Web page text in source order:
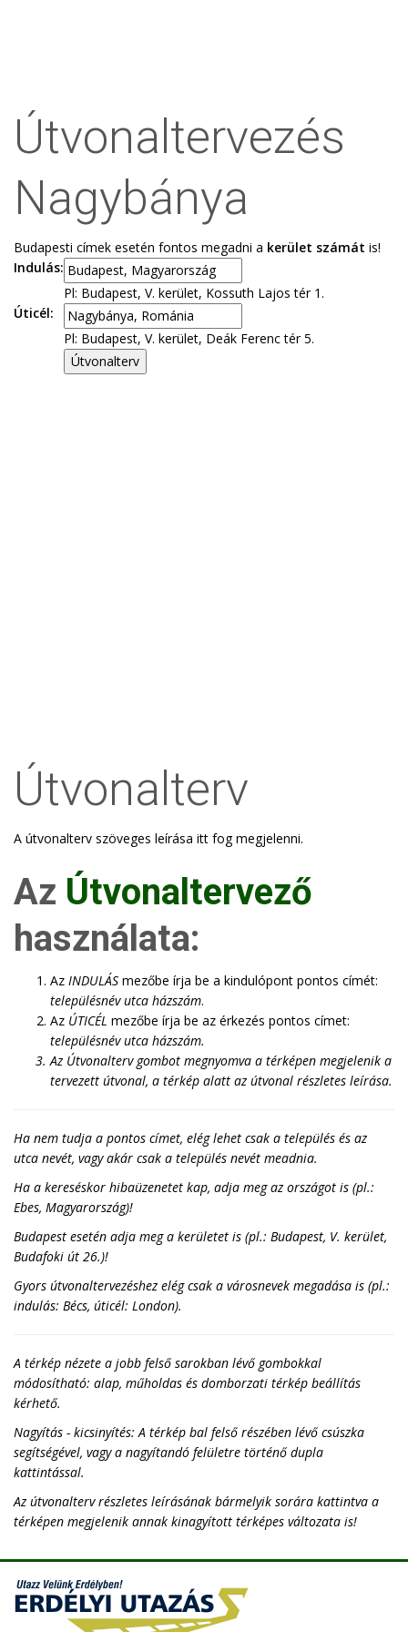
Útvonaltervezés
Nagybánya
Budapesti címek esetén fontos megadni a kerület számát is!
Indulás:
Pl: Budapest, V. kerület, Kossuth Lajos tér 1.
Úticél:
Pl: Budapest, V. kerület, Deák Ferenc tér 5.
Útvonalterv
A útvonalterv szöveges leírása itt fog megjelenni.
Az Útvonaltervező
használata:
Az INDULÁS mezőbe írja be a kindulópont pontos címét:
településnév utca házszám.
Az ÚTICÉL mezőbe írja be az érkezés pontos címet:
településnév utca házszám.
Az Útvonaltervgombot megnyomva a térképen megjelenik a
tervezett útvonal, a térkép alatt az útvonal részletes leírása.
Ha nem tudja a pontos címet, elég lehet csak a település és az
utca nevét, vagy akár csak a település nevét meadnia.
Ha a kereséskor hibaüzenetet kap, adja meg az országot is (pl.:
Ebes, Magyarország)!
Budapest esetén adja meg a kerületet is (pl.: Budapest, V. kerület,
Budafoki út 26.)!
Gyors útvonaltervezéshez elég csak a városnevek megadása is (pl.:
indulás: Bécs, úticél: London).
A térkép nézete a jobb felső sarokban lévő gombokkal
módosítható: alap, műholdas és domborzati térkép beállítás
kérhető.
Nagyítás - kicsinyítés: A térkép bal felső részében lévő csúszka
segítségével, vagy a nagyítandó felületre történő dupla
kattintással.
Az útvonalterv részletes leírásának bármelyik sorára kattintva a
térképen megjelenik annak kinagyított térképes változata is!